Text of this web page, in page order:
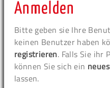
Anmelden
Bitte geben sie Ihre
keinen Benutzer haben
registrieren. Falls Sie ihr
können Sie sich ein
lassen.